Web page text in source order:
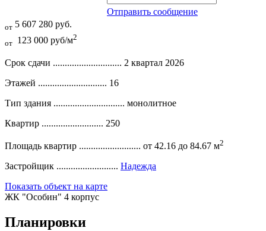
Отправить сообщение
от 5 607 280 руб.
от 123 000 руб/м2
Срок сдачи ............................. 2 квартал 2026
Этажей ............................. 16
Тип здания .............................. монолитное
Квартир .......................... 250
Площадь квартир .......................... от 42.16 до 84.67 м2
Застройщик .......................... Надежда
Показать объект на карте
ЖК "Особин" 4 корпус
Планировки